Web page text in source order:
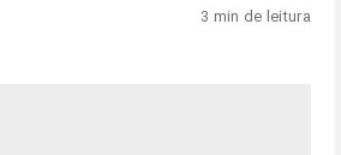
3 min de leitura